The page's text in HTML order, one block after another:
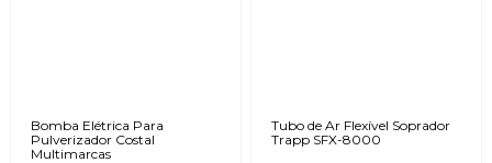
Bomba Elétrica Para
Pulverizador Costal
Multimarcas
Tubo de Ar Flexível Soprador
Trapp SFX-8000